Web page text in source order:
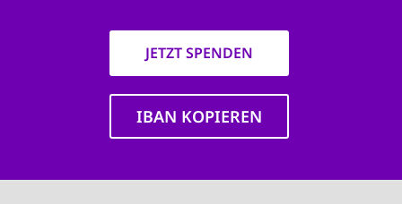
JETZT SPENDEN
IBAN KOPIEREN